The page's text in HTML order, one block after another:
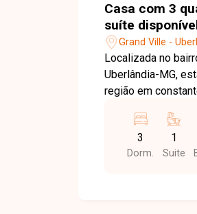
Casa com 3
suíte
bairro Grand
Uberlândia-MG
Grand Ville -
Localizada no
Uberlândia-MG,
região em
cidade e próxima
escolas,
diversos
3
Dorm.
1
Suite